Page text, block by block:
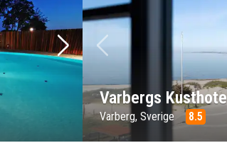
Neste bildeForrige bilde
Varbergs Kusthotell
Varberg, Sverige 8.5